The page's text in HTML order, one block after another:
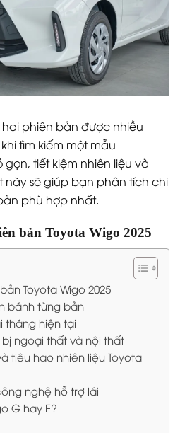
hai phiên bản được nhiều
tìm kiếm một mẫu
tiết kiệm nhiên liệu và
này sẽ giúp bạn phân tích chi
phù hợp nhất.
bản Toyota Wigo 2025
Toyota Wigo 2025
bánh từng bản
tháng hiện tại
ngoại thất và nội thất
tiêu hao nhiên liệu Toyota
nghệ hỗ trợ lái
G hay E?